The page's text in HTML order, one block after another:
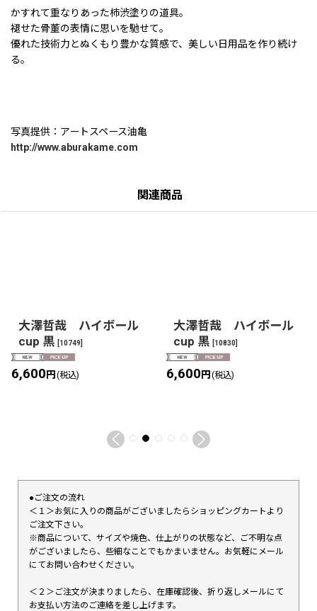
かすれて重なりあった柿渋塗りの道具。
褪せた骨董の表情に思いを馳せて。
優れた技術力とぬくもり豊かな質感で、美しい日用品を作り続け
る。
写真提供：アートスペース油亀
http://www.aburakame.com
関連商品
大澤哲哉 ハイボール
cup 黒 [10749]
6,600円 (税込)
大澤哲哉 ハイボール
cup 黒 [10830]
6,600円 (税込)
●ご注文の流れ
＜１＞お気に入りの商品がございましたらショッピングカートより
ご注文下さい。
※商品について、サイズや焼色、仕上がりの状態など、ご不明な点
がございましたら、些細なことでもかまいません。お気軽にメール
にてお問い合わせください。
＜２＞ご注文が決まりましたら、在庫確認後、折り返しメールにて
お支払い方法のご連絡を差し上げます。